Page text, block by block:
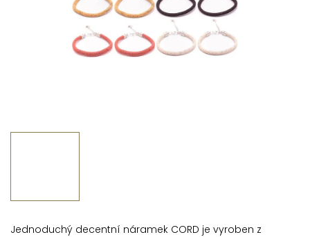
Jednoduchý decentní náramek CORD je vyroben z